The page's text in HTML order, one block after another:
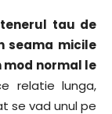
tau de
seama micile
mod normal le
relatie lunga,
se vad unul pe